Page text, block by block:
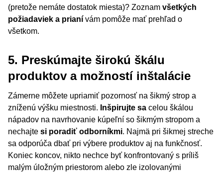
(pretože nemáte dostatok miesta)? Zoznam všetkých
požiadaviek a prianí vám pomôže mať prehľad o
všetkom.
5. Preskúmajte širokú škálu
produktov a možností inštalácie
Zámerne môžete upriamiť pozornosť na šikmý strop a
zníženú výšku miestnosti. Inšpirujte sa celou škálou
nápadov na navrhovanie kúpeľní so šikmým stropom a
nechajte si poradiť odborníkmi. Najmä pri šikmej streche
sa odporúča dbať pri výbere produktov aj na funkčnosť.
Koniec koncov, nikto nechce byť konfrontovaný s príliš
malým úložným priestorom alebo zle izolovanými